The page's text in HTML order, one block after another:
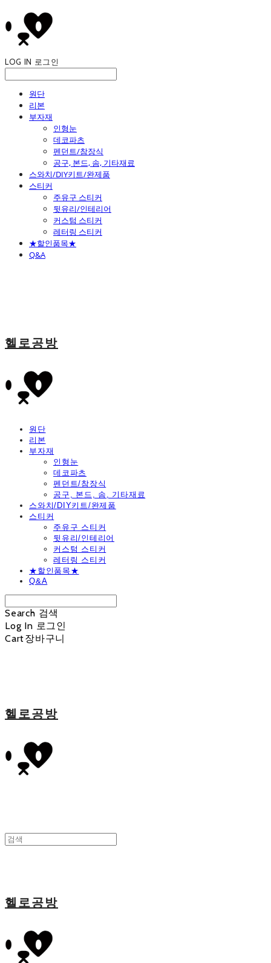
LOG IN 로그인
원단
리본
부자재
인형눈
데코파츠
펜던트/참장식
공구, 본드, 솜, 기타재료
스와치/DIY키트/완제품
스티커
주유구 스티커
뒷유리/인테리어
커스텀 스티커
레터링 스티커
★할인품목★
Q&A
헬로공방
원단
리본
부자재
인형눈
데코파츠
펜던트/참장식
공구, 본드, 솜, 기타재료
스와치/DIY키트/완제품
스티커
주유구 스티커
뒷유리/인테리어
커스텀 스티커
레터링 스티커
★할인품목★
Q&A
Search 검색
Log In 로그인
Cart장바구니
헬로공방
헬로공방